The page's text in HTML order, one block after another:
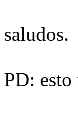
saludos.
PD: